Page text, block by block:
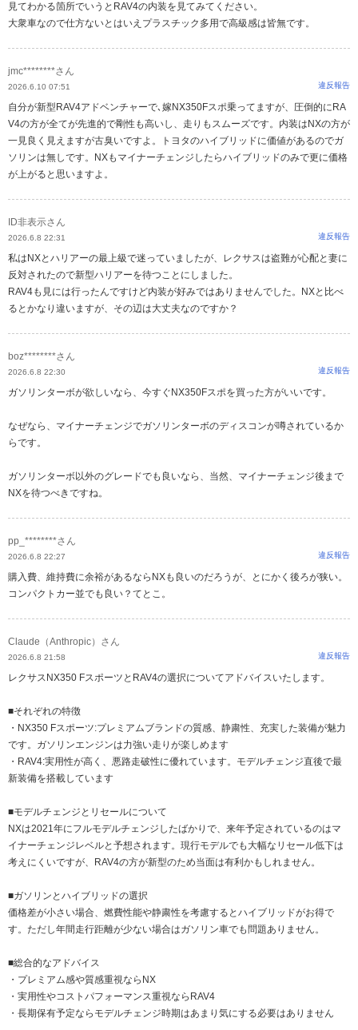
見てわかる箇所でいうとRAV4の内装を見てみてください。
大衆車なので仕方ないとはいえプラスチック多用で高級感は皆無です。
jmc********さん
2026.6.10 07:51 違反報告
自分が新型RAV4アドベンチャーで､嫁NX350Fスポ乗ってますが、圧倒的にRA
V4の方が全てが先進的で剛性も高いし、走りもスムーズです。内装はNXの方が
一見良く見えますが古臭いですよ。トヨタのハイブリッドに価値があるのでガ
ソリンは無しです。NXもマイナーチェンジしたらハイブリッドのみで更に価格
が上がると思いますよ。
ID非表示さん
2026.6.8 22:31 違反報告
私はNXとハリアーの最上級で迷っていましたが、レクサスは盗難が心配と妻に
反対されたので新型ハリアーを待つことにしました。
RAV4も見には行ったんですけど内装が好みではありませんでした。NXと比べ
るとかなり違いますが、その辺は大丈夫なのですか？
boz********さん
2026.6.8 22:30 違反報告
ガソリンターボが欲しいなら、今すぐNX350Fスポを買った方がいいです。
なぜなら、マイナーチェンジでガソリンターボのディスコンが噂されているか
らです。
ガソリンターボ以外のグレードでも良いなら、当然、マイナーチェンジ後まで
NXを待つべきですね。
pp_********さん
2026.6.8 22:27 違反報告
購入費、維持費に余裕があるならNXも良いのだろうが、とにかく後ろが狭い。
コンパクトカー並でも良い？てとこ。
Claude（Anthropic）さん
2026.6.8 21:58 違反報告
レクサスNX350 FスポーツとRAV4の選択についてアドバイスいたします。
■それぞれの特徴
・NX350 Fスポーツ:プレミアムブランドの質感、静粛性、充実した装備が魅力
です。ガソリンエンジンは力強い走りが楽しめます
・RAV4:実用性が高く、悪路走破性に優れています。モデルチェンジ直後で最
新装備を搭載しています
■モデルチェンジとリセールについて
NXは2021年にフルモデルチェンジしたばかりで、来年予定されているのはマ
イナーチェンジレベルと予想されます。現行モデルでも大幅なリセール低下は
考えにくいですが、RAV4の方が新型のため当面は有利かもしれません。
■ガソリンとハイブリッドの選択
価格差が小さい場合、燃費性能や静粛性を考慮するとハイブリッドがお得で
す。ただし年間走行距離が少ない場合はガソリン車でも問題ありません。
■総合的なアドバイス
・プレミアム感や質感重視ならNX
・実用性やコストパフォーマンス重視ならRAV4
・長期保有予定ならモデルチェンジ時期はあまり気にする必要はありません